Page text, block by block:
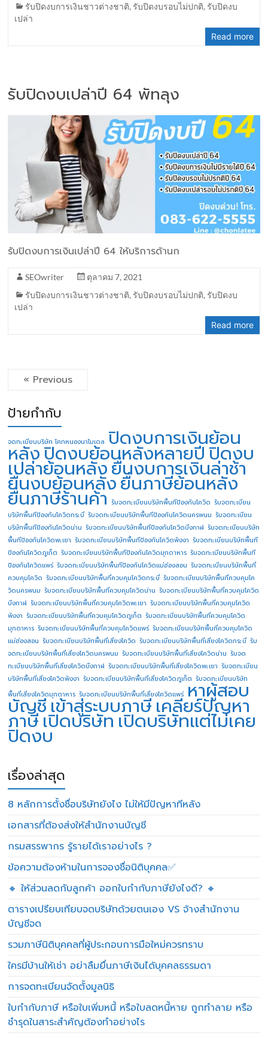
รับปิดงบการเงินชาวต่างชาติ, รับปิดงบรอบไม่ปกติ, รับปิดงบ
เปล่า
Read more
รับปิดงบเปล่าปี 64 พัทลุง
รับปิดงบการเงินเปล่าปี 64 ให้บริการด้านก
SEOwriter
ตุลาคม 7, 2021
รับปิดงบการเงินชาวต่างชาติ, รับปิดงบรอบไม่ปกติ, รับปิดงบ
เปล่า
Read more
« Previous
ป้ายกำกับ
จดทะเบียนบริษัท โคกหนองนาโมเดล ปิดงบการเงินย้อน
หลังปิดงบย้อนหลังหลายปี ปิดงบ
เปล่าย้อนหลังยื่นงบการเงินล่าช้า
ยื่นงบย้อนหลังยื่นภาษีย้อนหลัง
ยื่นภาษีร้านค้า รับจดทะเบียนบริษัทพื้นทีป้องกันโควิด รับจดทะเบียน
บริษัทพื้นทีป้องกันโควิดกระบี่ รับจดทะเบียนบริษัทพื้นทีป้องกันโควิดนครพนม รับจดทะเบียน
บริษัทพื้นทีป้องกันโควิดน่าน รับจดทะเบียนบริษัทพื้นทีป้องกันโควิดบึงกาฬ รับจดทะเบียนบริษัท
พื้นทีป้องกันโควิดพะเยา รับจดทะเบียนบริษัทพื้นทีป้องกันโควิดพังงา รับจดทะเบียนบริษัทพื้นที
ป้องกันโควิดภูเก็ต รับจดทะเบียนบริษัทพื้นทีป้องกันโควิดมุกดาหาร รับจดทะเบียนบริษัทพื้นที
ป้องกันโควิดแพร่ รับจดทะเบียนบริษัทพื้นทีป้องกันโควิดแม่ฮ่องสอน รับจดทะเบียนบริษัทพื้นที่
ควบคุมโควิด รับจดทะเบียนบริษัทพื้นที่ควบคุมโควิดกระบี่ รับจดทะเบียนบริษัทพื้นที่ควบคุมโค
วิดนครพนม รับจดทะเบียนบริษัทพื้นที่ควบคุมโควิดน่าน รับจดทะเบียนบริษัทพื้นที่ควบคุมโควิด
บึงกาฬ รับจดทะเบียนบริษัทพื้นที่ควบคุมโควิดพะเยา รับจดทะเบียนบริษัทพื้นที่ควบคุมโควิด
พังงา รับจดทะเบียนบริษัทพื้นที่ควบคุมโควิดภูเก็ต รับจดทะเบียนบริษัทพื้นที่ควบคุมโควิด
มุกดาหาร รับจดทะเบียนบริษัทพื้นที่ควบคุมโควิดแพร่ รับจดทะเบียนบริษัทพื้นที่ควบคุมโควิด
แม่ฮ่องสอน รับจดทะเบียนบริษัทพื้นที่เสี่ยงโควิด รับจดทะเบียนบริษัทพื้นที่เสี่ยงโควิดกระบี่ รับ
จดทะเบียนบริษัทพื้นที่เสี่ยงโควิดนครพนม รับจดทะเบียนบริษัทพื้นที่เสี่ยงโควิดน่าน รับจด
ทะเบียนบริษัทพื้นที่เสี่ยงโควิดบึงกาฬ รับจดทะเบียนบริษัทพื้นที่เสี่ยงโควิดพะเยา รับจดทะเบียน
บริษัทพื้นที่เสี่ยงโควิดพังงา รับจดทะเบียนบริษัทพื้นที่เสี่ยงโควิดภูเก็ต รับจดทะเบียนบริษัท
พื้นที่เสี่ยงโควิดมุกดาหาร รับจดทะเบียนบริษัทพื้นที่เสี่ยงโควิดแพร่ หาผู้สอบ
บัญชี เข้าสู่ระบบภาษี เคลียร์ปัญหา
ภาษีเปิดบริษัทเปิดบริษัทแต่ไม่เคย
ปิดงบ
เรื่องล่าสุด
8 หลักการตั้งชื่อบริษัทยังไง ไม่ให้มีปัญหาทีหลัง
เอกสารที่ต้องส่งให้สำนักงานบัญชี
กรมสรรพากร รู้รายได้เราอย่างไร ?
ข้อความต้องห้ามในการจองชื่อนิติบุคคล✅
🔸 ให้ส่วนลดกับลูกค้า ออกใบกำกับภาษียังไงดี? 🔸
ตารางเปรียบเทียบจดบริษัทด้วยตนเอง VS จ้างสำนักงาน
บัญชีจด
รวมภาษีนิติบุคคลที่ผู้ประกอบการมือใหม่ควรทราบ
ใครมีบ้านให้เช่า อย่าลืมยื่นภาษีเงินได้บุคคลธรรมดา
การจดทะเบียนจัดตั้งมูลนิธิ
ใบกำกับภาษี หรือใบเพิ่มหนี้ หรือใบลดหนี้หาย ถูกทำลาย หรือ
ชำรุดในสาระสำคัญต้องทำอย่างไร